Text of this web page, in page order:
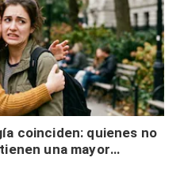
coinciden: quienes no
una mayor
físicos y no es por